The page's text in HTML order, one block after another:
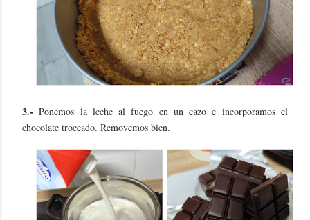
3.- Ponemos la leche al fuego en un cazo e incorporamos el
chocolate troceado. Removemos bien.